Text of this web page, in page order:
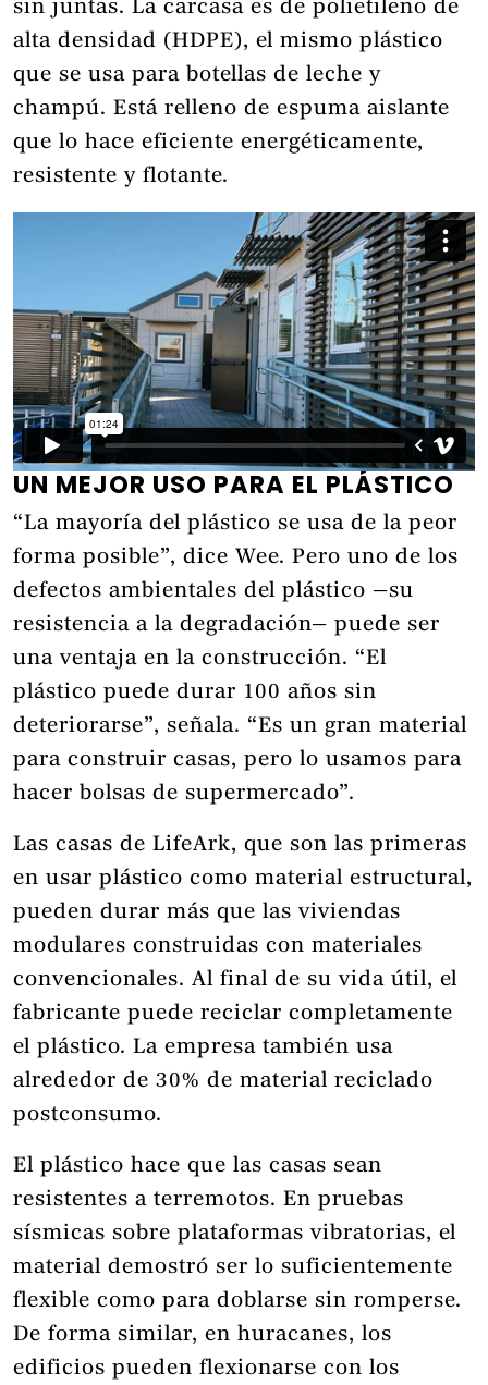
sin juntas. La carcasa es de polietileno de
alta densidad (HDPE), el mismo plástico
que se usa para botellas de leche y
champú. Está relleno de espuma aislante
que lo hace eficiente energéticamente,
resistente y flotante.
UN MEJOR USO PARA EL PLÁSTICO
“La mayoría del plástico se usa de la peor
forma posible”, dice Wee. Pero uno de los
defectos ambientales del plástico —su
resistencia a la degradación— puede ser
una ventaja en la construcción. “El
plástico puede durar 100 años sin
deteriorarse”, señala. “Es un gran material
para construir casas, pero lo usamos para
hacer bolsas de supermercado”.
Las casas de LifeArk, que son las primeras
en usar plástico como material estructural,
pueden durar más que las viviendas
modulares construidas con materiales
convencionales. Al final de su vida útil, el
fabricante puede reciclar completamente
el plástico. La empresa también usa
alrededor de 30% de material reciclado
postconsumo.
El plástico hace que las casas sean
resistentes a terremotos. En pruebas
sísmicas sobre plataformas vibratorias, el
material demostró ser lo suficientemente
flexible como para doblarse sin romperse.
De forma similar, en huracanes, los
edificios pueden flexionarse con los